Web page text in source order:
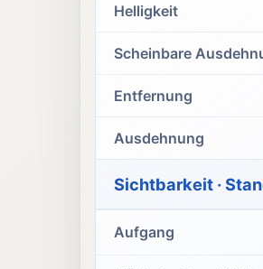
Helligkeit
Scheinbare
Entfernung
Ausdehnung
Sichtbarkeit ·
Aufgang